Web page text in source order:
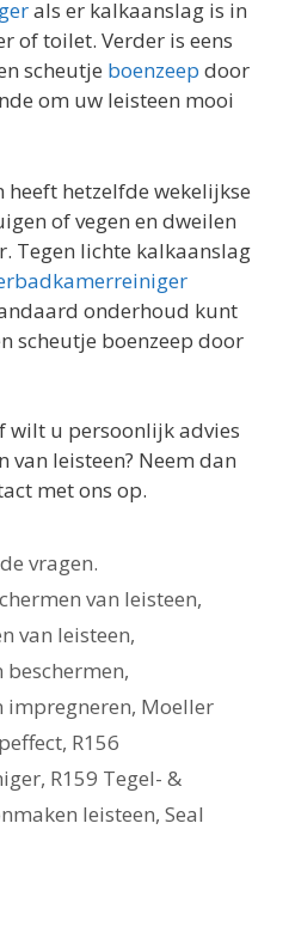
als er kalkaanslag is in
of toilet. Verder is eens
scheutje boenzeep door
om uw leisteen mooi
heeft hetzelfde wekelijkse
of vegen en dweilen
Tegen lichte kalkaanslag
onderhoud kunt
scheutje boenzeep door
wilt u persoonlijk advies
van leisteen? Neem dan
met ons op.
vragen.
van leisteen,
van leisteen,
,
impregneren, Moeller
, R156
, R159 Tegel- &
leisteen, Seal